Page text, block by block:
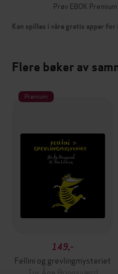
Prøv EBOK
Kan spilles i våre gratis apper
Flere bøker av
Premium
149,-
Fellini og grevlingmysteriet